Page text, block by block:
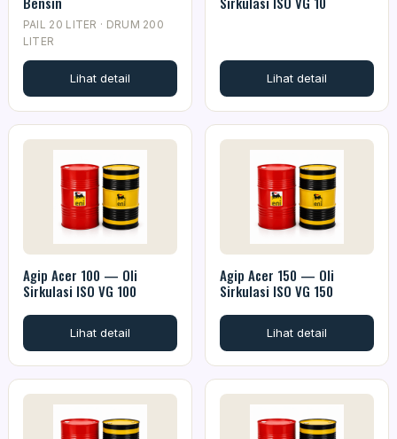
PAIL 20 LITER · DRUM 200
LITER
Lihat detail Lihat detail
Agip Acer 100 — Oli
Sirkulasi ISO VG 100
Lihat detail
Agip Acer 150 — Oli
Sirkulasi ISO VG 150
Lihat detail